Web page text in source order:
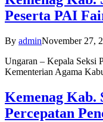
Peserta PAI
By adminNovember 27,
Ungaran – Kepala Seksi
Kementerian Agama
Kemenag Kab.
Percepatan